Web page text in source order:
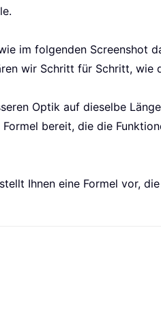
im folgenden Screenshot
wir Schritt für Schritt, wie
Optik auf dieselbe
bereit, die die
Ihnen eine Formel vor,